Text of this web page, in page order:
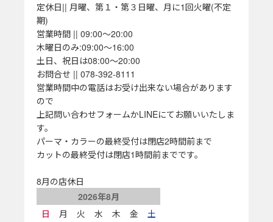
定休日|| 月曜、第１・第３日曜、月に1回火曜(不定
期)
営業時間 || 09:00～20:00
木曜日のみ:09:00～16:00
土日、祝日は08:00～20:00
お問合せ || 078-392-8111
営業時間中の電話はお受け出来ない場合があります
ので
上記問い合わせフォームかLINEにてお願いいたしま
す。
パーマ・カラーの最終受付は閉店2時間前まで
カットの最終受付は閉店1時間前までです。
8月の店休日
2026年8月
日
月 火 水 木 金
土